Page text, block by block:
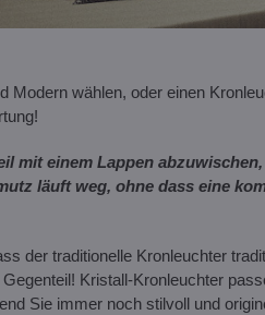
Modern wählen, oder einen
mit einem Lappen
läuft weg, ohne dass eine
der traditionelle Kronleuchter
Kristall-Kronleuchter
Sie immer noch stilvoll und